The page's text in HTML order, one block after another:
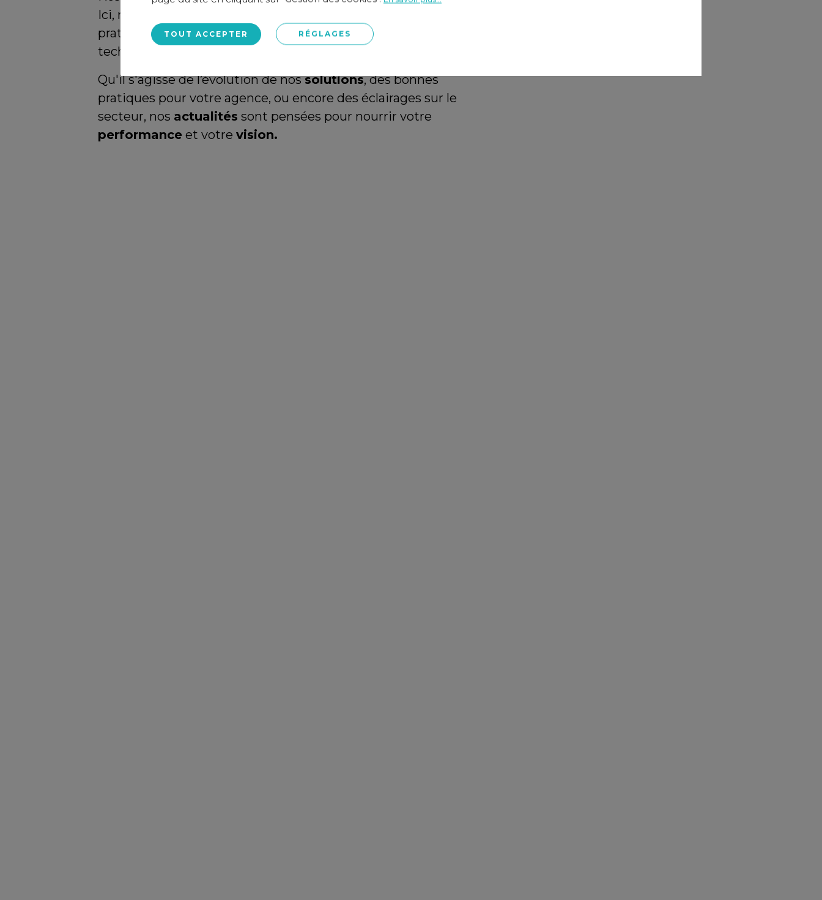
Ici, nous partageons nos dernières nouveautés, des conseils
pratiques, destendances demarché et des innovations
technologiques.
Qu'il s'agisse de l’évolution de nossolutions, des bonnes
pratiques pour votre agence, ou encore des éclairages sur le
secteur, nos actualités sont pensées pour nourrir votre
performance et votre vision.
TOUT ACCEPTER RÉGLAGES